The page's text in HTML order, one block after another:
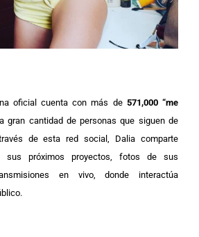
oficial cuenta con más de 571,000 “me
gran cantidad de personas que siguen de
de esta red social, Dalia comparte
sus próximos proyectos, fotos de sus
en vivo, donde interactúa